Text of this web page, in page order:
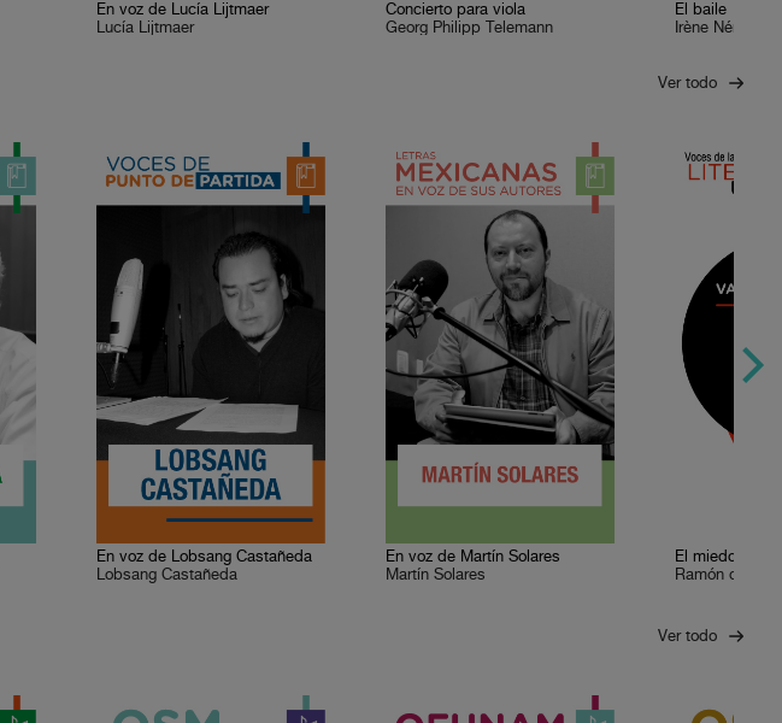
En voz de Lucía Lijtmaer
Lucía Lijtmaer
Concierto para viola
Georg Philipp Telemann
El baile
Irène
Ver todo
En voz de Lobsang Castañeda
Lobsang Castañeda
En voz de Martín Solares
Martín Solares
El miedo
Ramón del
Ver todo